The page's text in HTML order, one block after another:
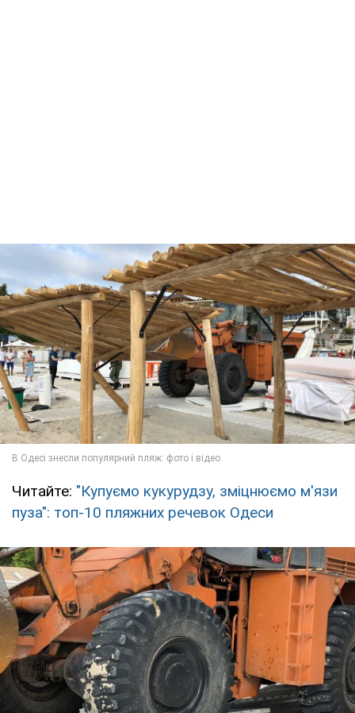
Читайте: "Купуємо кукурудзу, зміцнюємо м'язи
пуза": топ-10 пляжних речевок Одеси